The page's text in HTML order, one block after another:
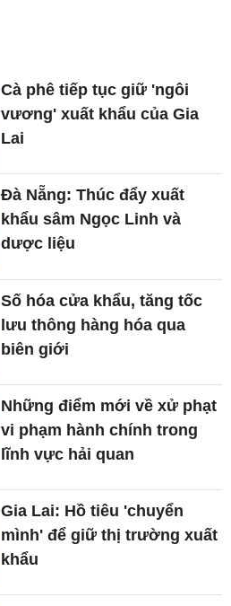
Cà phê tiếp tục giữ 'ngôi
vương' xuất khẩu của Gia
Lai
Đà Nẵng: Thúc đẩy xuất
khẩu sâm Ngọc Linh và
dược liệu
Số hóa cửa khẩu, tăng tốc
lưu thông hàng hóa qua
biên giới
Những điểm mới về xử phạt
vi phạm hành chính trong
lĩnh vực hải quan
Gia Lai: Hồ tiêu 'chuyển
mình' để giữ thị trường xuất
khẩu